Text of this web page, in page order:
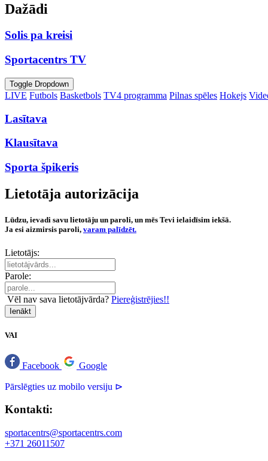
Dažādi
Solis pa kreisi
Sportacentrs TV
Toggle Dropdown
LIVE Futbols Basketbols TV4 programma Pilnas spēles Hokejs
Lasītava
Klausītava
Sporta špikeris
Lietotāja autorizācija
Lūdzu, ievadi savu lietotāju un paroli, un mēs Tevi ielaidīsim iekšā.
Ja esi aizmirsis paroli, varam palīdzēt.
Lietotājs:
Parole:
Vēl nav sava lietotājvārda? Piereģistrējies!!
Ienākt
VAI
Facebook Google
Pārslēgties uz mobilo versiju ⊳
Kontakti:
sportacentrs@sportacentrs.com
+371 26011507